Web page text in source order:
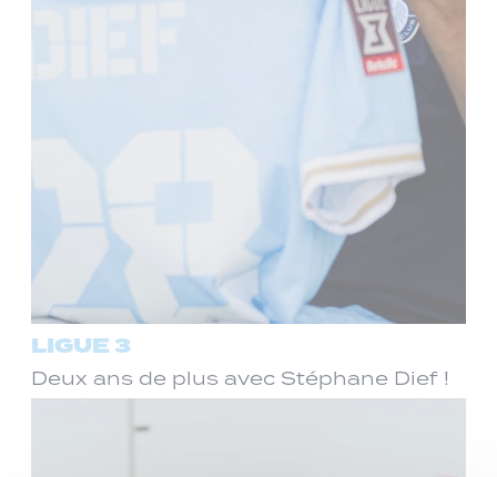
LIGUE 3
Deux ans de plus avec Stéphane Dief !